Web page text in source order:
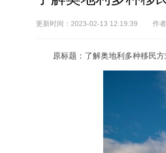
更新时间：2023-02-13 12:19:39 作
原标题：了解奥地利多种移民方